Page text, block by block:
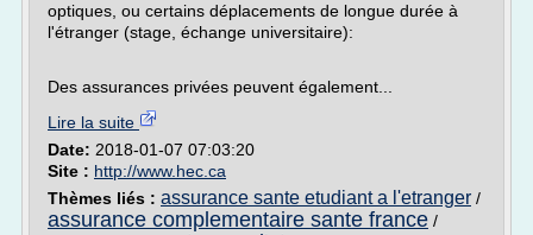
optiques, ou certains déplacements de longue durée à
l'étranger (stage, échange universitaire):
Des assurances privées peuvent également...
Lire la suite
Date: 2018-01-07 07:03:20
Site : http://www.hec.ca
Thèmes liés : assurance sante etudiant a l'etranger /
assurance complementaire sante france /